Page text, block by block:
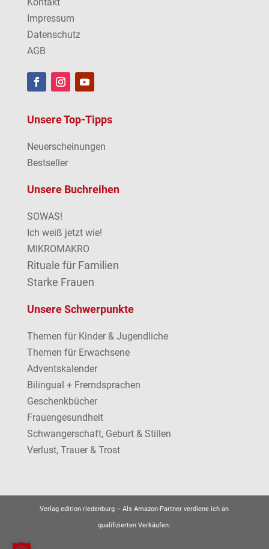
Impressum
Datenschutz
AGB
Unsere Top-Tipps
Neuerscheinungen
Bestseller
Unsere Buchreihen
SOWAS!
Ich weiß jetzt wie!
MIKROMAKRO
Rituale für Familien
Starke Frauen
Unsere Schwerpunkte
Themen für Kinder & Jugendliche
Themen für Erwachsene
Adventskalender
Bilingual + Fremdsprachen
Geschenkbücher
Frauengesundheit
Schwangerschaft, Geburt & Stillen
Verlust, Trauer & Trost
Verlag edition riedenburg –Als Amazon-Partner verdiene ich an
qualifizierten Verkäufen.